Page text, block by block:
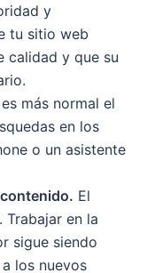
y
tu sitio web
calidad y que su
más normal el
en los
o un asistente
El
Trabajar en la
sigue siendo
los nuevos